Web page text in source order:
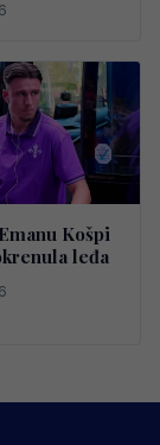
Košpi
leđa